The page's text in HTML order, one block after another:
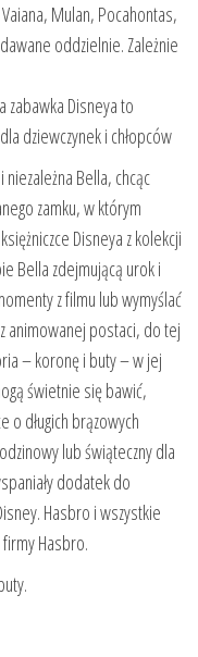
Mulan, Pocahontas,
oddzielnie. Zależnie
zabawka Disneya to
dziewczynek i chłopców
Bella, chcąc
zamku, w którym
Disneya z kolekcji
Bella zdejmującą urok i
z filmu lub wymyślać
animowanej postaci, do tej
– koronę i buty – w jej
świetnie się bawić,
o długich brązowych
lub świąteczny dla
dodatek do
Hasbro i wszystkie
Hasbro.